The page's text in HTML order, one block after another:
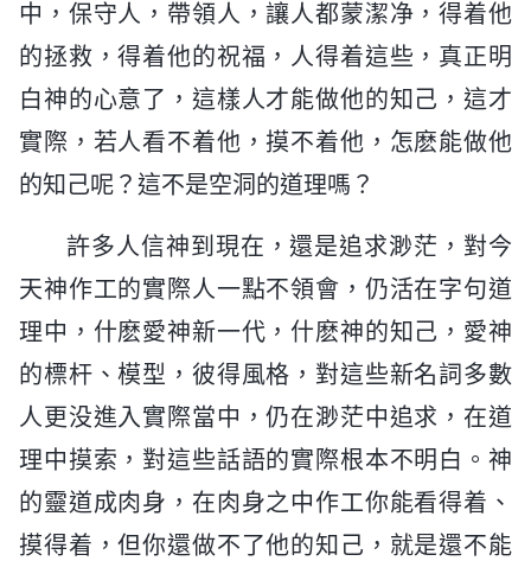
中，保守人，帶領人，讓人都蒙潔净，得着他
的拯救，得着他的祝福，人得着這些，真正明
白神的心意了，這樣人才能做他的知己，這才
實際，若人看不着他，摸不着他，怎麽能做他
的知己呢？這不是空洞的道理嗎？
許多人信神到現在，還是追求渺茫，對今
天神作工的實際人一點不領會，仍活在字句道
理中，什麽愛神新一代，什麽神的知己，愛神
的標杆、模型，彼得風格，對這些新名詞多數
人更没進入實際當中，仍在渺茫中追求，在道
理中摸索，對這些話語的實際根本不明白。神
的靈道成肉身，在肉身之中作工你能看得着、
摸得着，但你還做不了他的知己，就是還不能